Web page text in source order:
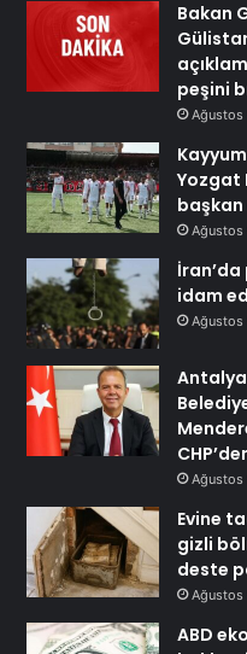
Bakan
peşini
Ağustos
Yozgat
başkan
Ağustos
idam
Ağustos
Ağustos
Evine
gizli
deste
Ağustos
ABD